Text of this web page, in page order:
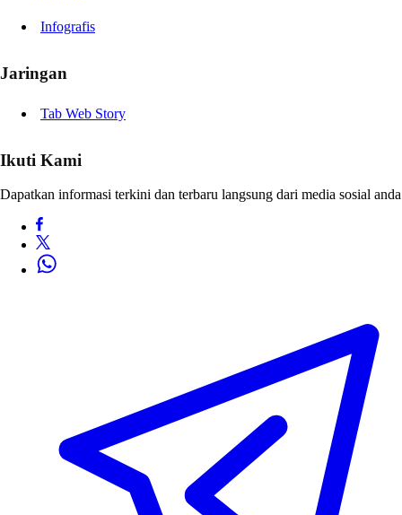
Infografis
Jaringan
Tab Web Story
Ikuti Kami
Dapatkan informasi terkini dan terbaru langsung dari media sosial anda